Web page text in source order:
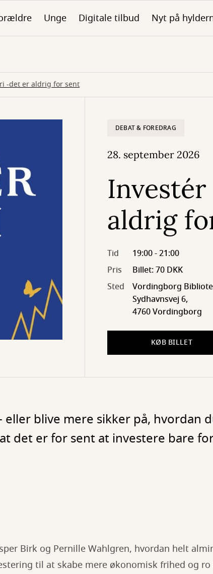
Unge Digitale tilbud Nyt på
-det er aldrig for sent
DEBAT & FOREDRAG
28. september 2026
aldrig
Tid
19:00 - 21:00
Pris
Billet: 70 DKK
Sted
Vordingborg
Sydhavnsvej 6,
4760 Vordingborg
KØB BILLET
eller blive mere sikker på, hvordan
det er for sent at investere bare
Birk og Pernille Wahlgren, hvordan helt
til at skabe mere økonomisk frihed og ro